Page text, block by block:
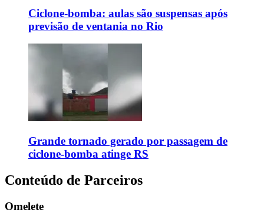
Ciclone-bomba: aulas são suspensas após
previsão de ventania no Rio
Grande tornado gerado por passagem de
ciclone-bomba atinge RS
Conteúdo de Parceiros
Omelete